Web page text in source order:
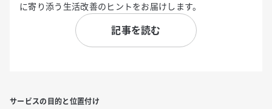
に寄り添う生活改善のヒントをお届けします。
記事を読む
サービスの目的と位置付け